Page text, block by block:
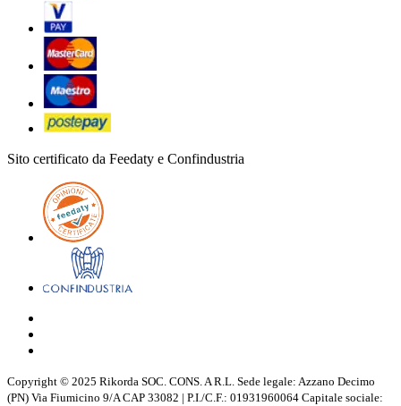
Sito certificato da Feedaty e Confindustria
Copyright © 2025 Rikorda SOC. CONS. A R.L. Sede legale: Azzano Decimo
(PN) Via Fiumicino 9/A CAP 33082 | P.I./C.F.: 01931960064 Capitale sociale: